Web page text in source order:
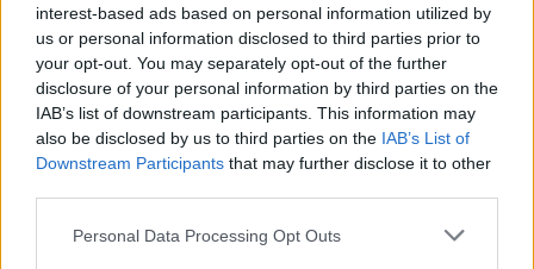
interest-based ads based on personal information utilized by
us or personal information disclosed to third parties prior to
your opt-out. You may separately opt-out of the further
disclosure of your personal information by third parties on the
IAB’s list of downstream participants. This information may
also be disclosed by us to third parties on the IAB’s List of
Downstream Participants that may further disclose it to other
Please note that this website/app uses one or more Google
Personal Data Processing Opt Outs
Σ' ένα βίντεο που είχε δημοσιεύσει τότε
στον προσωπικό του λογαριασμό στο
Instagram, ο τραγουδιστήςαποκάλυψε ότι
έπασχε από το σύνδρομοRamsay Hunt ,
ακυρώνοντας έτσι την παγκόσμια περιοδεία
του.
«Γεια σε όλους. Justin εδώ. Ήθελα να σας